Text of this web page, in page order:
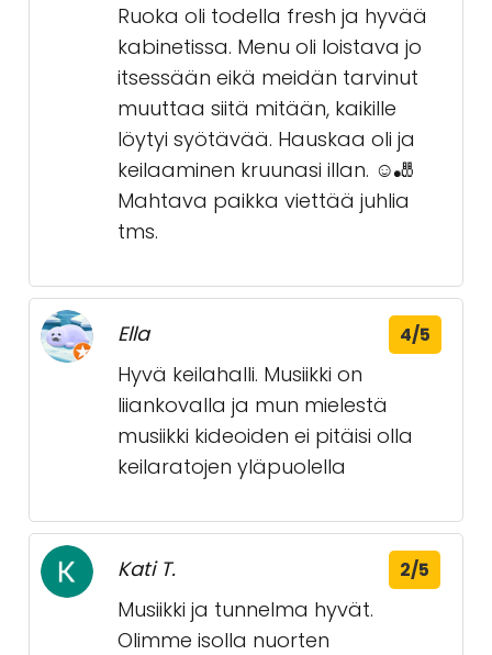
Ruoka oli todella fresh ja hyvää
kabinetissa. Menu oli loistava jo
itsessään eikä meidän tarvinut
muuttaa siitä mitään, kaikille
löytyi syötävää. Hauskaa oli ja
keilaaminen kruunasi illan. ☺️🎳
Mahtava paikka viettää juhlia
tms.
Ella 4/5
Hyvä keilahalli. Musiikki on
liiankovalla ja mun mielestä
musiikki kideoiden ei pitäisi olla
keilaratojen yläpuolella
Kati T. 2/5
Musiikki ja tunnelma hyvät.
Olimme isolla nuorten